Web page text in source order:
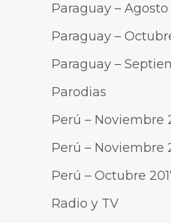
Paraguay – Agosto
Paraguay –
Paraguay –
Parodias
Perú – Noviembre
Perú – Noviembre
Perú – Octubre
Radio y TV